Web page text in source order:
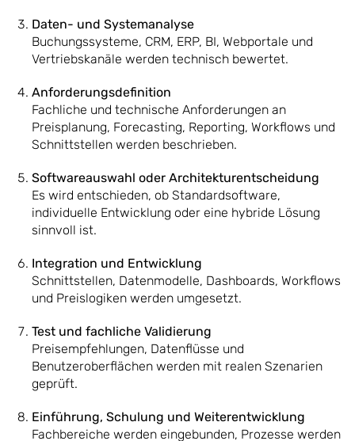
Daten- und Systemanalyse
Buchungssysteme, CRM, ERP, BI, Webportale und
Vertriebskanäle werden technisch bewertet.
Anforderungsdefinition
Fachliche und technische Anforderungen an
Preisplanung, Forecasting, Reporting, Workflows und
Schnittstellen werden beschrieben.
Softwareauswahl oder Architekturentscheidung
Es wird entschieden, ob Standardsoftware,
individuelle Entwicklung oder eine hybride Lösung
sinnvoll ist.
Integration und Entwicklung
Schnittstellen, Datenmodelle, Dashboards, Workflows
und Preislogiken werden umgesetzt.
Test und fachliche Validierung
Preisempfehlungen, Datenflüsse und
Benutzeroberflächen werden mit realen Szenarien
geprüft.
Einführung, Schulung und Weiterentwicklung
Fachbereiche werden eingebunden, Prozesse werden